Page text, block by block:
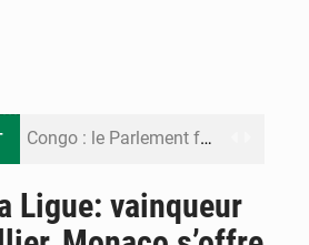
Congo : le Parlement formule 28 recommandations sur le Cadre budgétaire 2027-2029
Congo : la Grande foire agricole pour renforcer la souveraineté alimentaire
Ligue: vainqueur